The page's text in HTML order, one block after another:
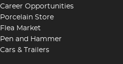
Career Opportunities
Porcelain Store
Flea Market
Pen and Hammer
Cars & Trailers